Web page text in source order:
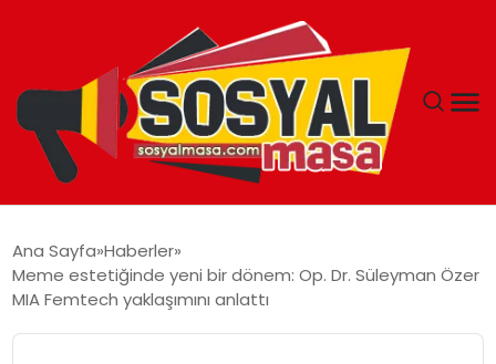
EKONOMI
Ana Sayfa Haberler
Meme estetiğinde yeni bir dönem: Op. Dr. Süleyman Özer
MIA Femtech yaklaşımını anlattı